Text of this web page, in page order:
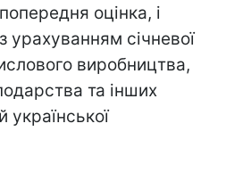
оцінка, і
урахуванням січневої
виробництва,
та інших
української